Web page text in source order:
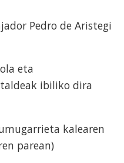
Pedro de Aristegi
eta
ibiliko dira
kalearen
parean)